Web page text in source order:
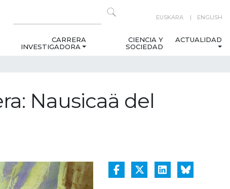
EUSKARA ENGLISH
CARRERA
INVESTIGADORA
CIENCIA Y
SOCIEDAD
ACTUALIDAD
Nausicaä del